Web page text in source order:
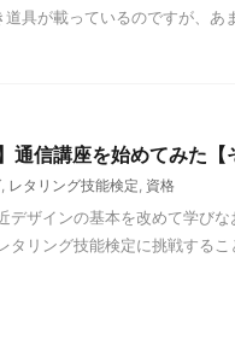
具が載っているのですが、あ
通信講座を始めてみた【
, レタリング技能検定, 資格
デザインの基本を改めて学び
タリング技能検定に挑戦する